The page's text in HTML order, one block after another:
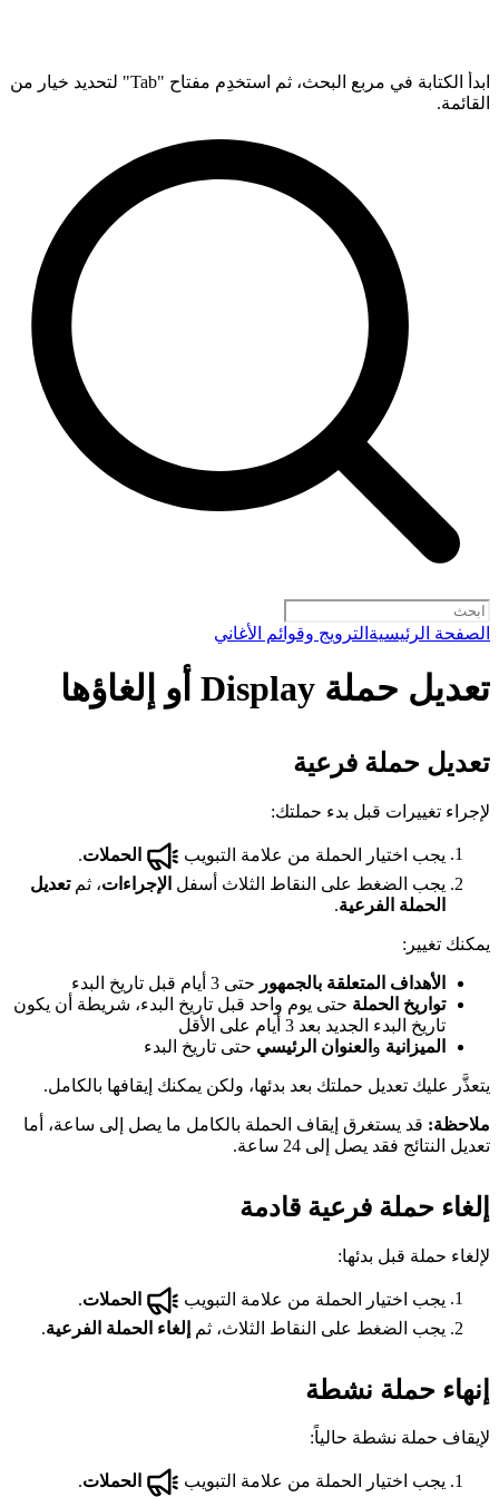
ابدأ الكتابة في مربع البحث، ثم استخدِم مفتاح "Tab" لتحديد خيار من
القائمة.
الصفحة الرئيسية الترويج وقوائم الأغاني
تعديل حملة Display أو إلغاؤها
تعديل حملة فرعية
لإجراء تغييرات قبل بدء حملتك:
يجب اختيار الحملة من علامة التبويب الحملات.
يجب الضغط على النقاط الثلاث أسفل الإجراءات، ثمتعديل
الحملة الفرعية.
يمكنك تغيير:
الأهداف المتعلقة بالجمهور حتى 3 أيام قبل تاريخ البدء
تواريخ الحملة حتى يوم واحد قبل تاريخ البدء، شريطة أن يكون
تاريخ البدء الجديد بعد 3 أيام على الأقل
الميزانية و العنوان الرئيسي حتى تاريخ البدء
يتعذَّر عليك تعديل حملتك بعد بدئها، ولكن يمكنك إيقافها بالكامل.
ملاحظة: قد يستغرق إيقاف الحملة بالكامل ما يصل إلى ساعة، أما
تعديل النتائج فقد يصل إلى 24 ساعة.
إلغاء حملة فرعية قادمة
لإلغاء حملة قبل بدئها:
يجب اختيار الحملة من علامة التبويب الحملات
يجب الضغط على النقاط الثلاث، ثم
إلغاء الحملة الفرعية.
إنهاء حملة نشطة
لإيقاف حملة نشطة حالياً:
يجب اختيار الحملة من علامة التبويب الحملات.